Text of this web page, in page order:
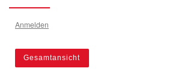
Anmelden
Gesamtansicht